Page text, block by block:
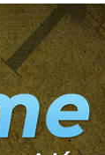
de Yohan